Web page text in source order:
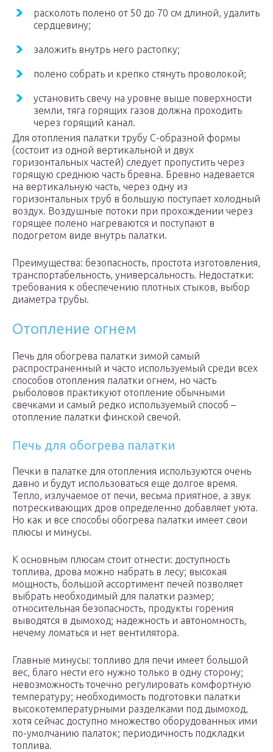
расколоть полено от 50 до 70 см длиной, удалить
сердцевину;
заложить внутрь него растопку;
полено собрать и крепко стянуть проволокой;
установить свечу на уровне выше поверхности
земли, тяга горящих газов должна проходить
через горящий канал.
Для отопления палатки трубу С-образной формы
(состоит из одной вертикальной и двух
горизонтальных частей) следует пропустить через
горящую среднюю часть бревна. Бревно надевается
на вертикальную часть, через одну из
горизонтальных труб в большую поступает холодный
воздух. Воздушные потоки при прохождении через
горящее полено нагреваются и поступают в
подогретом виде внутрь палатки.
Преимущества: безопасность, простота изготовления,
транспортабельность, универсальность. Недостатки:
требования к обеспечению плотных стыков, выбор
диаметра трубы.
Отопление огнем
Печь для обогрева палатки зимой самый
распространенный и часто используемый среди всех
способов отопления палатки огнем, но часть
рыболовов практикуют отопление обычными
свечками и самый редко используемый способ –
отопление палатки финской свечой.
Печь для обогрева палатки
Печки в палатке для отопления используются очень
давно и будут использоваться еще долгое время.
Тепло, излучаемое от печи, весьма приятное, а звук
потрескивающих дров определенно добавляет уюта.
Но как и все способы обогрева палатки имеет свои
плюсы и минусы.
К основным плюсам стоит отнести: доступность
топлива, дрова можно набрать в лесу; высокая
мощность, большой ассортимент печей позволяет
выбрать необходимый для палатки размер;
относительная безопасность, продукты горения
выводятся в дымоход; надежность и автономность,
нечему ломаться и нет вентилятора.
Главные минусы: топливо для печи имеет большой
вес, благо нести его нужно только в одну сторону;
невозможность точечно регулировать комфортную
температуру; необходимость подготовки палатки
высокотемпературными разделками под дымоход,
хотя сейчас доступно множество оборудованных ими
по-умолчанию палаток; периодичность подкладки
топлива.